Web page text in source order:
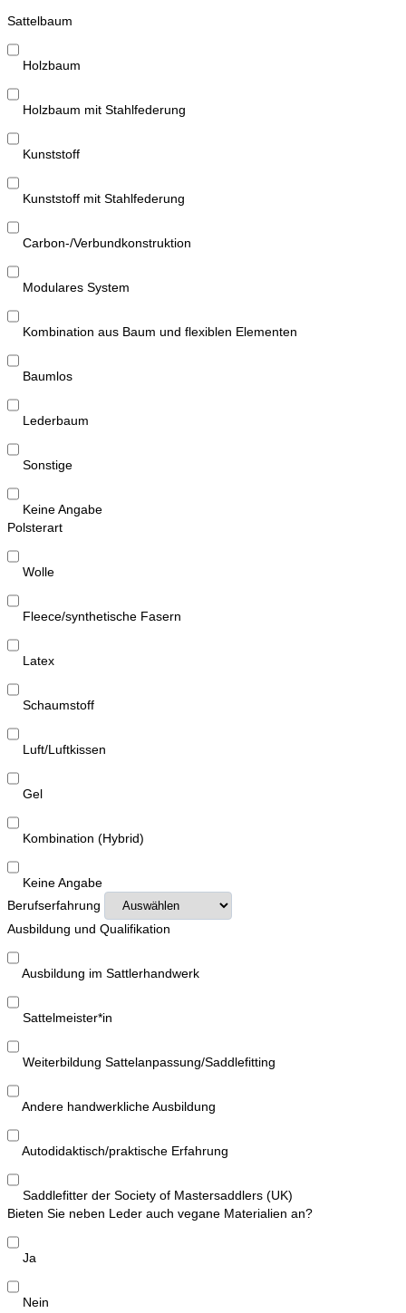
Sattelbaum
Holzbaum
Holzbaum mit Stahlfederung
Kunststoff
Kunststoff mit Stahlfederung
Carbon-/Verbundkonstruktion
Modulares System
Kombination aus Baum und flexiblen Elementen
Baumlos
Lederbaum
Sonstige
Keine Angabe
Polsterart
Wolle
Fleece/synthetische Fasern
Latex
Schaumstoff
Luft/Luftkissen
Gel
Kombination (Hybrid)
Keine Angabe
Berufserfahrung
Ausbildung und Qualifikation
Ausbildung im Sattlerhandwerk
Sattelmeister*in
Weiterbildung Sattelanpassung/Saddlefitting
Andere handwerkliche Ausbildung
Autodidaktisch/praktische Erfahrung
Saddlefitter der Society of Mastersaddlers (UK)
Bieten Sie neben Leder auch vegane Materialien an?
Ja
Nein